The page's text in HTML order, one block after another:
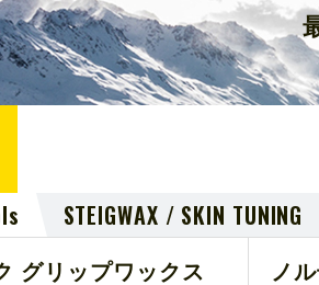
STEIGWAX / SKIN TUNING
グリップワックス
ノ